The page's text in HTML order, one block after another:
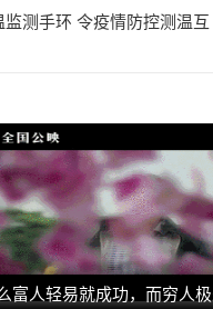
测手环 令疫情防控测温互
富人轻易就成功，而穷人极